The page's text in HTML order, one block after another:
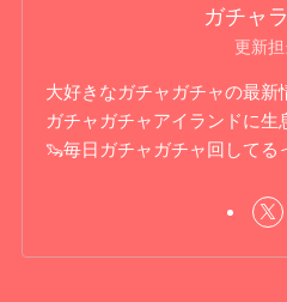
ガチャ
更新担
大好きなガチャガチャの最新
ガチャガチャアイランドに生
🦦毎日ガチャガチャ回してる